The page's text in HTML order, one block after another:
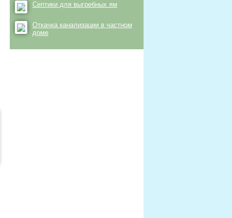
Септики для выгребных ям
Откачка канализации в частном
доме